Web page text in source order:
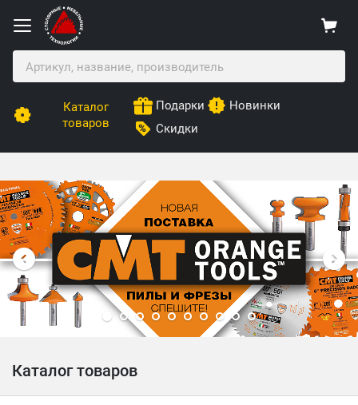
Каталог
товаров
Подарки
Новинки
Скидки
Столярные Мебельные Технологии
Каталог товаров